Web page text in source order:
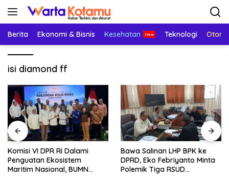
Langsung
Berita Ekonomi & Bisnis Kesehatan Teknologi
isi diamond ff
Komisi VI DPR RI Dalami
Penguatan Ekosistem
Maritim Nasional, BUMN
Bawa Salinan LHP BPK ke
DPRD, Eko Febriyanto Minta
Polemik Tiga RSUD